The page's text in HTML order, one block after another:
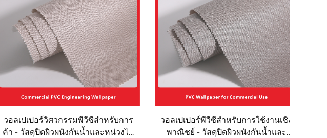
วอลเปเปอร์วิศวกรรมพีวีซีสำหรับการ
ค้า - วัสดุปิดผิวผนังกันน้ำและหน่วงไฟ
วอลเปเปอร์พีวีซีสำหรับการใช้งานเชิง
พาณิชย์ - วัสดุปิดผิวผนังกันน้ำและ